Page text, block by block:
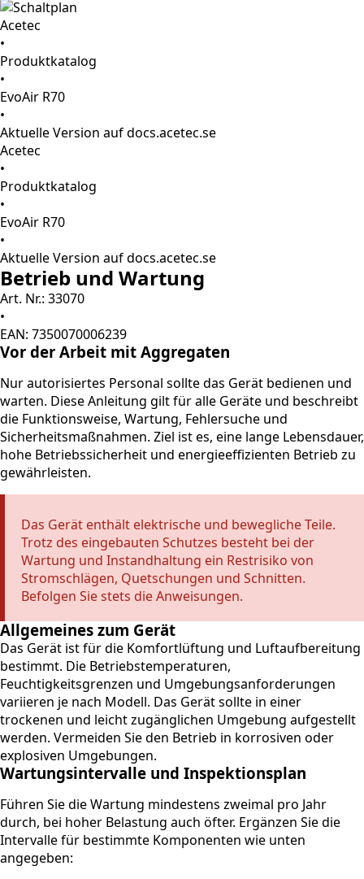
Acetec
•
Produktkatalog
•
EvoAir R70
•
Aktuelle Version auf docs.acetec.se
Acetec
•
Produktkatalog
•
EvoAir R70
•
Aktuelle Version auf docs.acetec.se
Betrieb und Wartung
Art. Nr.: 33070
•
EAN: 7350070006239
Vor der Arbeit mit Aggregaten
Nur autorisiertes Personal sollte das Gerät bedienen und
warten. Diese Anleitung gilt für alle Geräte und beschreibt
die Funktionsweise, Wartung, Fehlersuche und
Sicherheitsmaßnahmen. Ziel ist es, eine lange Lebensdauer,
hohe Betriebssicherheit und energieeffizienten Betrieb zu
gewährleisten.
Das Gerät enthält elektrische und bewegliche Teile.
Trotz des eingebauten Schutzes besteht bei der
Wartung und Instandhaltung ein Restrisiko von
Stromschlägen, Quetschungen und Schnitten.
Befolgen Sie stets die Anweisungen.
Allgemeines zum Gerät
Das Gerät ist für die Komfortlüftung und Luftaufbereitung
bestimmt. Die Betriebstemperaturen,
Feuchtigkeitsgrenzen und Umgebungsanforderungen
variieren je nach Modell. Das Gerät sollte in einer
trockenen und leicht zugänglichen Umgebung aufgestellt
werden. Vermeiden Sie den Betrieb in korrosiven oder
explosiven Umgebungen.
Wartungsintervalle und Inspektionsplan
Führen Sie die Wartung mindestens zweimal pro Jahr
durch, bei hoher Belastung auch öfter. Ergänzen Sie die
Intervalle für bestimmte Komponenten wie unten
angegeben: